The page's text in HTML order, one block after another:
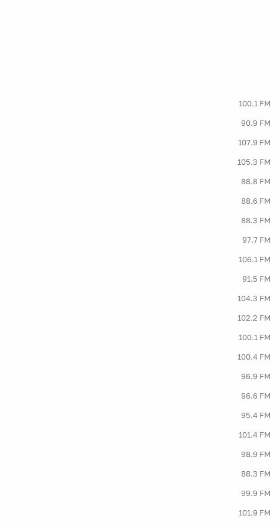
100.1 FM
90.9 FM
107.9 FM
105.3 FM
88.8 FM
88.6 FM
88.3 FM
97.7 FM
106.1 FM
91.5 FM
104.3 FM
102.2 FM
100.1 FM
100.4 FM
96.9 FM
96.6 FM
95.4 FM
101.4 FM
98.9 FM
88.3 FM
99.9 FM
101.9 FM